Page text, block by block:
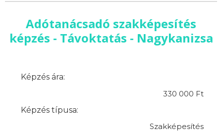
Adótanácsadó szakképesítés
képzés - Távoktatás - Nagykanizsa
Képzés ára:
330 000 Ft
Képzés típusa:
Szakképesítés